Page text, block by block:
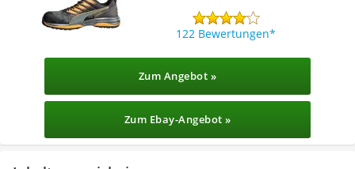
122 Bewertungen
Zum Angebot »
Zum Ebay-Angebot »